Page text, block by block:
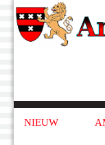
NIEUW